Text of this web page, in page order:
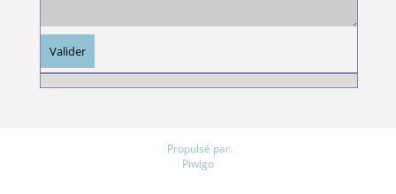
Propulsé par
Piwigo